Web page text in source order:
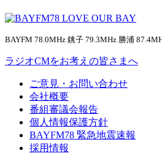
BAYFM 78.0MHz 銚子 79.3MHz 勝浦
ラジオCMをお考えの皆さまへ
ご意見・お問い合わせ
会社概要
番組審議会報告
個人情報保護方針
BAYFM78 緊急地震速報
採用情報